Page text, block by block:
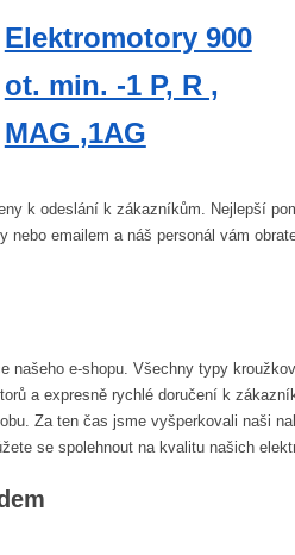
Elektromotory 900
ot. min. -1 P, R ,
MAG ,1AG
k odeslání k zákazníkům. Nejlepší
emailem a náš personál vám
našeho e-shopu. Všechny typy
a expresně rychlé doručení k
Za ten čas jsme vyšperkovali naši
se spolehnout na kvalitu našich